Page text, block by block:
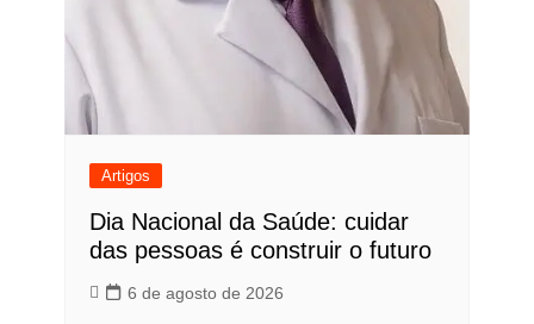
Artigos
Dia Nacional da Saúde: cuidar
das pessoas é construir o futuro
6 de agosto de 2026